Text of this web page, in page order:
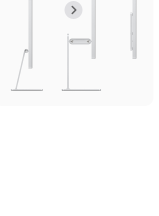
上
张
下
张